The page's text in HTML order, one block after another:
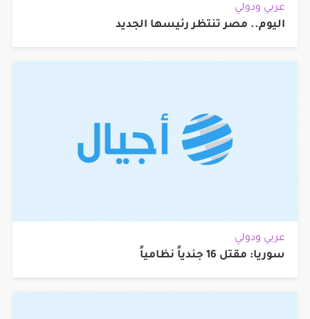
عربي ودولي
اليوم.. مصر تنتظر رئيسها الجديد
عربي ودولي
سوريا: مقتل 16 جندياً نظامياً